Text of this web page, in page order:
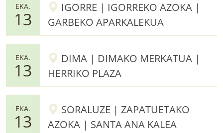
EKA.
13
IGORRE | IGORREKO AZOKA |
GARBEKO APARKALEKUA
EKA.
13
DIMA | DIMAKO MERKATUA |
HERRIKO PLAZA
EKA.
13
SORALUZE | ZAPATUETAKO
AZOKA | SANTA ANA KALEA